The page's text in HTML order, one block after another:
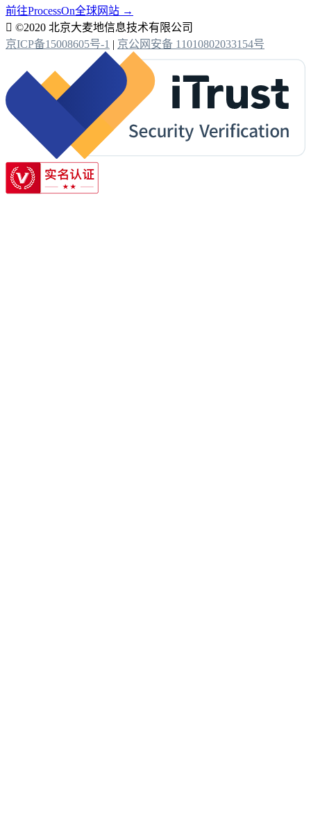
前往ProcessOn全球网站 →
 ©2020 北京大麦地信息技术有限公司
京ICP备15008605号-1 | 京公网安备 11010802033154号